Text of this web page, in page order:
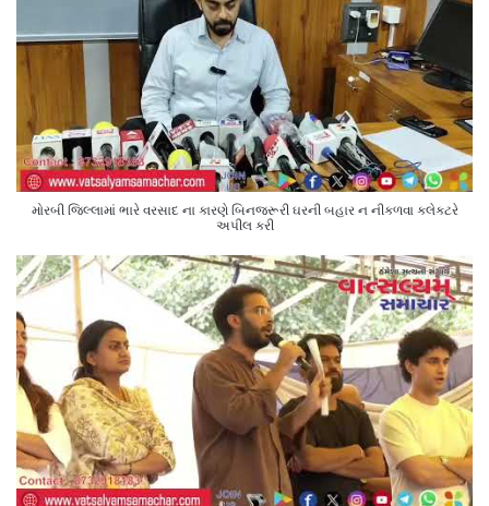
મોરબી જિલ્લામાં ભારે વરસાદ ના કારણે બિનજરૂરી ઘરની બહાર ન નીકળવા કલેક્ટરે
અપીલ કરી